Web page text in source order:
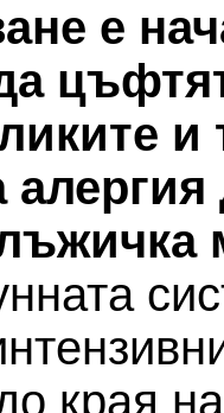
е
края